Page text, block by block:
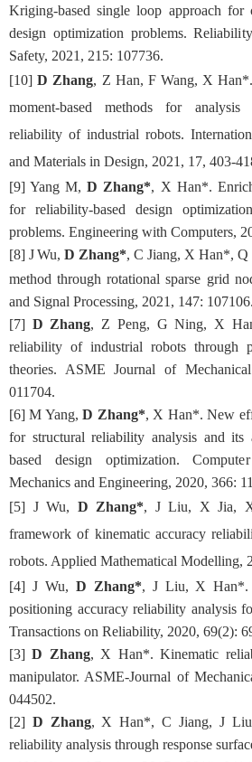
Kriging-based single loop approach for
design optimization problems.
Safety, 2021, 215: 107736.
[10] D Zhang, Z Han, F Wang, X Han*
moment-based methods for
reliability of industrial robots.
and Materials in Design, 2021, 17, 403-
[9] Yang M,D Zhang*, X Han*.
for reliability-based design
problems. Engineering with Computers,
[8] JWu, D Zhang*, C Jiang, X Han*, Q
method through rotational sparse grid
and Signal Processing, 2021, 147: 107106.
[7] D Zhang, Z Peng, G Ning, X
reliability of industrial robots through
theories. ASME Journal of
011704.
[6] M Yang,D Zhang*, X Han*. New
for structural reliability analysis and
based design optimization.
Mechanics and Engineering, 2020, 366:
[5] J Wu, D Zhang*, J Liu, X Jia,
framework of kinematic accuracy
robots. Applied Mathematical Modelling,
[4] J Wu, D Zhang*, J Liu, X Han*.
positioning accuracy reliability analysis
Transactions on Reliability, 2020, 69(2):
[3] D Zhang, X Han*. Kinematic
manipulator. ASME-Journal of
044502.
[2] D Zhang, X Han*, C Jiang, J
reliability analysis through response